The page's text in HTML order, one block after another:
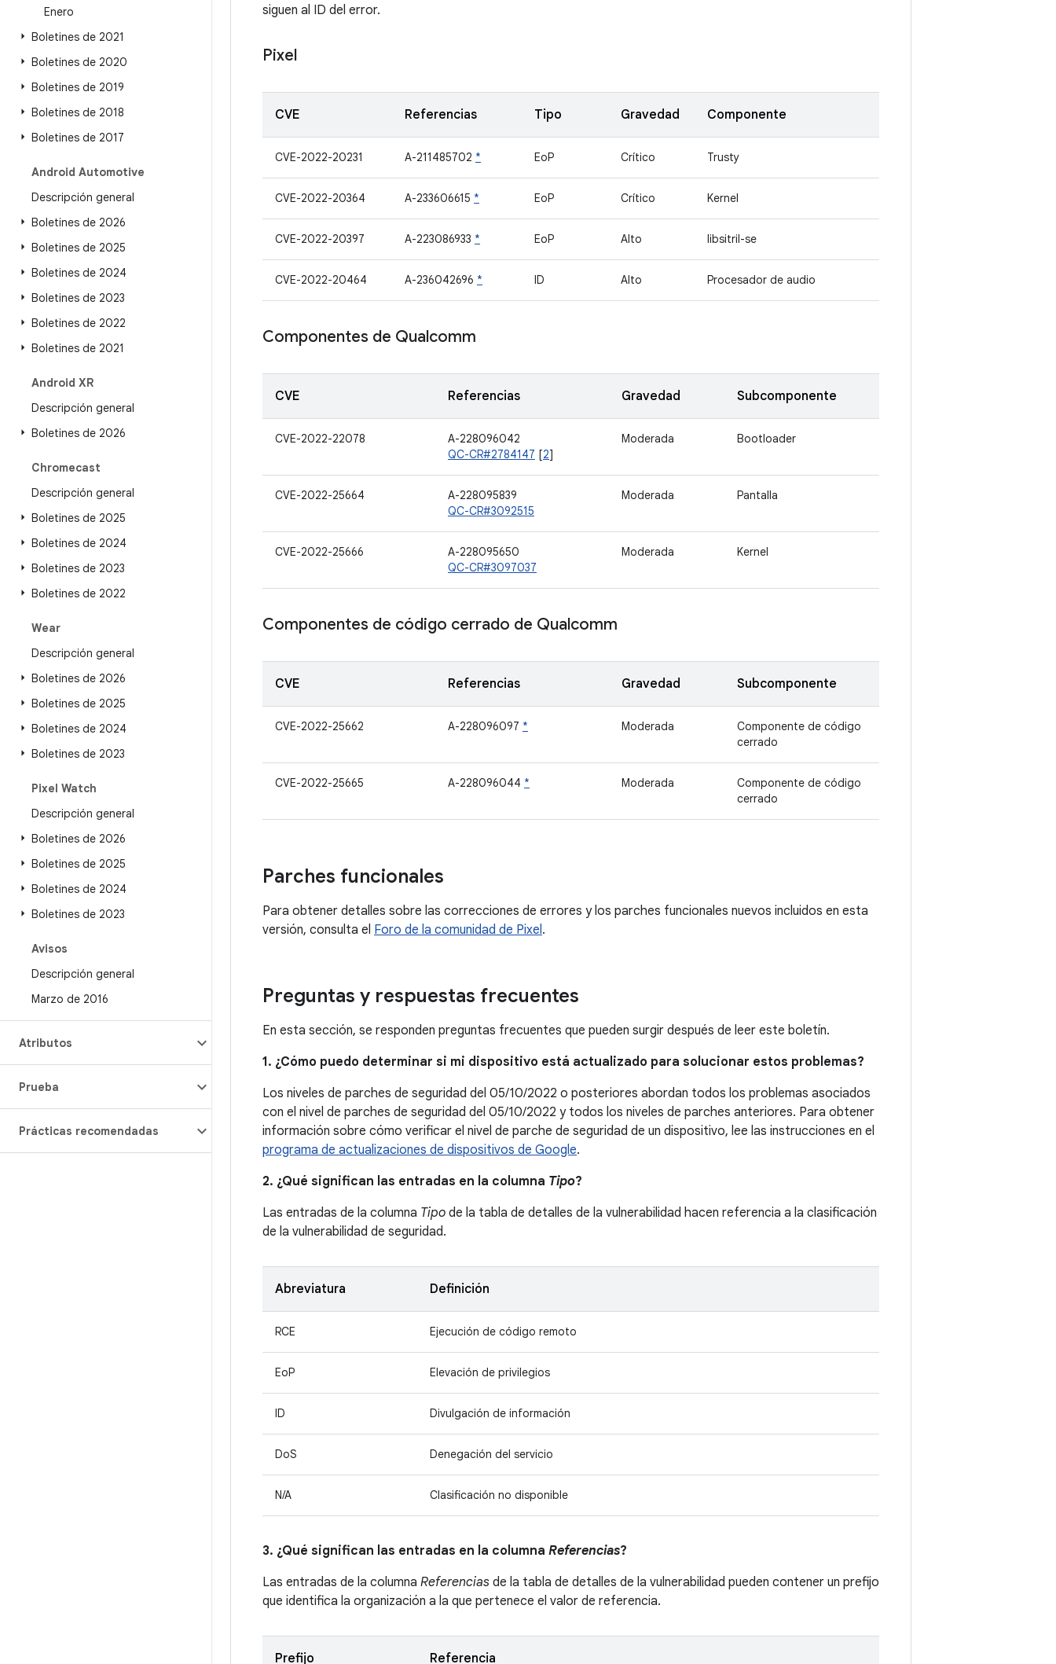
Enero
Boletines de 2021
Boletines de 2020
Boletines de 2019
Boletines de 2018
Boletines de 2017
Android Automotive
Descripción general
Boletines de 2026
Boletines de 2025
Boletines de 2024
Boletines de 2023
Boletines de 2022
Boletines de 2021
Android XR
Descripción general
Boletines de 2026
Chromecast
Descripción general
Boletines de 2025
Boletines de 2024
Boletines de 2023
Boletines de 2022
Wear
Descripción general
Boletines de 2026
Boletines de 2025
Boletines de 2024
Boletines de 2023
Pixel Watch
Descripción general
Boletines de 2026
Boletines de 2025
Boletines de 2024
Boletines de 2023
Avisos
Descripción general
Marzo de 2016
Atributos
Prueba
Prácticas recomendadas
siguen al ID del error.
Pixel
CVE Referencias Tipo Gravedad Componente
CVE-2022-20231 A-211485702 * EoP Crítico Trusty
CVE-2022-20364 A-233606615 * EoP Crítico Kernel
CVE-2022-20397 A-223086933 * EoP Alto libsitril-se
CVE-2022-20464 A-236042696 * ID Alto Procesador de audio
Componentes de Qualcomm
CVE Referencias Gravedad Subcomponente
CVE-2022-22078
A-228096042
QC-CR#2784147 [2]
Moderada Bootloader
CVE-2022-25664
A-228095839
QC-CR#3092515
Moderada Pantalla
CVE-2022-25666
A-228095650
QC-CR#3097037
Moderada Kernel
Componentes de código cerrado de Qualcomm
CVE Referencias Gravedad Subcomponente
CVE-2022-25662 A-228096097 * Moderada
Componente de código
cerrado
CVE-2022-25665 A-228096044 * Moderada
Componente de código
cerrado
Parches funcionales
Para obtener detalles sobre las correcciones de errores y los parches funcionales nuevos incluidos en esta
versión, consulta el Foro de la comunidad de Pixel.
Preguntas y respuestas frecuentes
En esta sección, se responden preguntas frecuentes que pueden surgir después de leer este boletín.
1. ¿Cómo puedo determinar si mi dispositivo está actualizado para solucionar estos problemas?
Los niveles de parches de seguridad del 05/10/2022 o posteriores abordan todos los problemas asociados
con el nivel de parches de seguridad del 05/10/2022 y todos los niveles de parches anteriores. Para obtener
información sobre cómo verificar el nivel de parche de seguridad de un dispositivo, lee las instrucciones en el
programa de actualizaciones de dispositivos de Google.
2. ¿Qué significan las entradas en la columna Tipo?
Las entradas de la columna Tipo de la tabla de detalles de la vulnerabilidad hacen referencia a la clasificación
de la vulnerabilidad de seguridad.
Abreviatura Definición
RCE Ejecución de código remoto
EoP Elevación de privilegios
ID Divulgación de información
DoS Denegación del servicio
N/A Clasificación no disponible
3. ¿Qué significan las entradas en la columna Referencias?
Las entradas de la columna Referencias de la tabla de detalles de la vulnerabilidad pueden contener un prefijo
que identifica la organización a la que pertenece el valor de referencia.
Prefijo Referencia